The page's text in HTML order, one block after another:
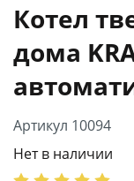
Котел
дома
Артикул 10094
Нет в наличии